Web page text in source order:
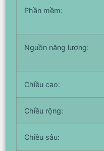
Phần mềm:
Nguồn năng lượng:
Chiều cao:
Chiều rộng:
Chiều sâu: